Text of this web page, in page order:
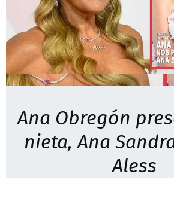
Ana Obregón
nieta, Ana
Aless